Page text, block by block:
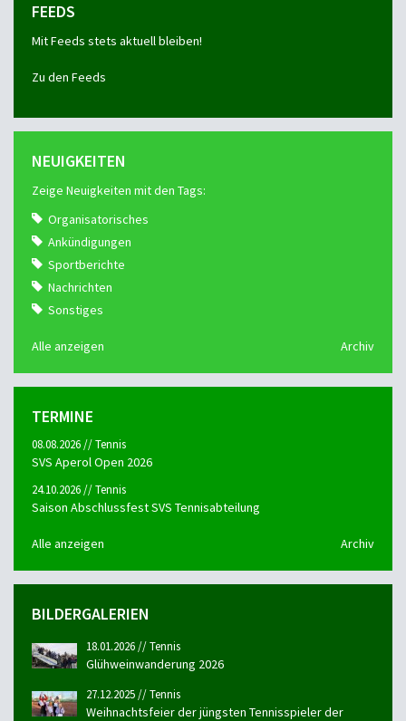
FEEDS
Mit Feeds stets aktuell bleiben!
Zu den Feeds
NEUIGKEITEN
Zeige Neuigkeiten mit den Tags:
Organisatorisches
Ankündigungen
Sportberichte
Nachrichten
Sonstiges
Alle anzeigen Archiv
TERMINE
08.08.2026 // Tennis
SVS Aperol Open 2026
24.10.2026 // Tennis
Saison Abschlussfest SVS Tennisabteilung
Alle anzeigen Archiv
BILDERGALERIEN
18.01.2026 // Tennis
Glühweinwanderung 2026
27.12.2025 // Tennis
Weihnachtsfeier der jüngsten Tennisspieler der